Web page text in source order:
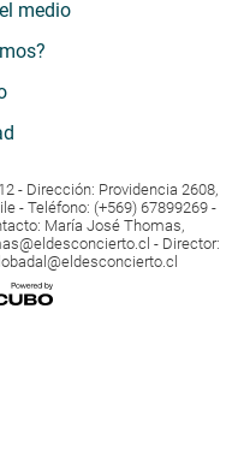
medio
- Dirección: Providencia 2608,
- Teléfono: (+569) 67899269 -
María José Thomas,
- Director: